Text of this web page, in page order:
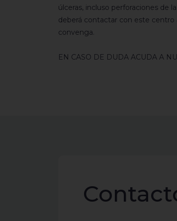
úlceras, incluso perforaciones de
deberá contactar con este
convenga.
EN CASO DE DUDA ACUDA A